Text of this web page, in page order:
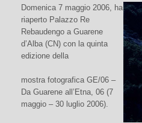
Domenica 7 maggio 2006, ha
riaperto Palazzo Re
Rebaudengo a Guarene
d’Alba (CN) con la quinta
edizione della
mostra fotografica GE/06 –
Da Guarene all’Etna, 06 (7
maggio – 30 luglio 2006).